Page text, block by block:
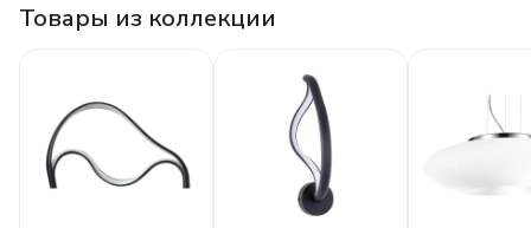
Товары из коллекции